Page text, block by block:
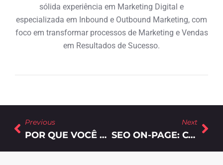
sólida experiência em Marketing Digital e
especializada em Inbound e Outbound Marketing, com
foco em transformar processos de Marketing e Vendas
em Resultados de Sucesso.
Previous
POR QUE VOCÊ DEVE INVESTIR EM EDUCAR O SEU PÚBLICO?
Next
SEO ON-PAGE: CONFIRA ALGUMAS DICAS PARA IMPLEMENTAR AGORA MESMO!